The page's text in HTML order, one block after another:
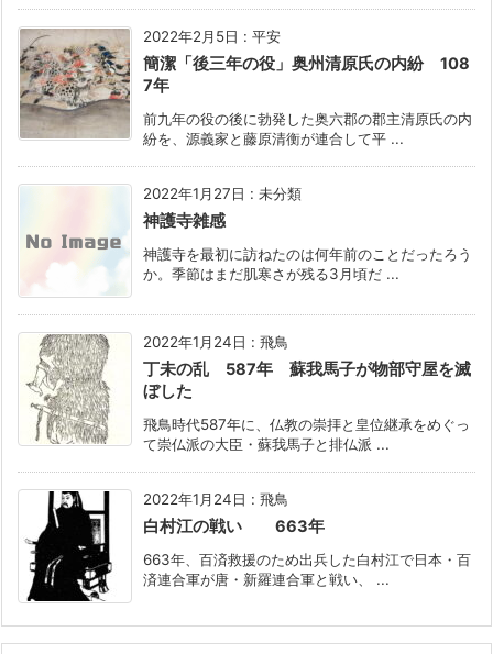
2022年2月5日 : 平安
簡潔「後三年の役」奥州清原氏の内紛 108
7年
前九年の役の後に勃発した奥六郡の郡主清原氏の内
紛を、源義家と藤原清衡が連合して平 ...
2022年1月27日 : 未分類
神護寺雑感
神護寺を最初に訪ねたのは何年前のことだったろう
か。季節はまだ肌寒さが残る3月頃だ ...
2022年1月24日 : 飛鳥
丁未の乱 587年 蘇我馬子が物部守屋を滅
ぼした
飛鳥時代587年に、仏教の崇拝と皇位継承をめぐっ
て崇仏派の大臣・蘇我馬子と排仏派 ...
2022年1月24日 : 飛鳥
白村江の戦い 663年
663年、百済救援のため出兵した白村江で日本・百
済連合軍が唐・新羅連合軍と戦い、 ...